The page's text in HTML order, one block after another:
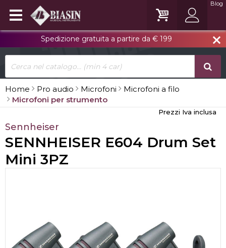
close
Spedizione gratuita a partire da € 199
Blog
Home Pro audio Microfoni
Microfoni a filo
Microfoni per strumento
Prezzi Iva inclusa
Sennheiser
SENNHEISER E604 Drum Set
Mini 3PZ